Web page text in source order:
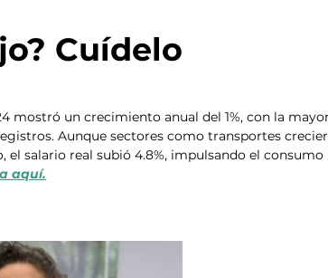
Cuídelo
mostró un crecimiento anual del 1%, con la
Aunque sectores como transportes
salario real subió 4.8%, impulsando el consumo
aquí.